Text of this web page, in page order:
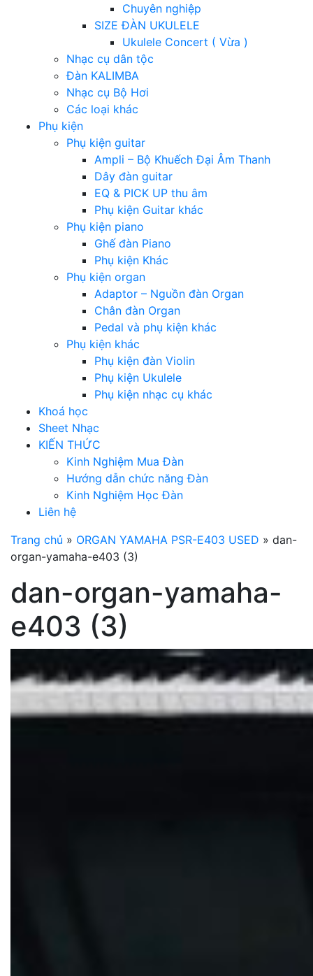
Chuyên nghiệp
SIZE ĐÀN UKULELE
Ukulele Concert ( Vừa )
Nhạc cụ dân tộc
Đàn KALIMBA
Nhạc cụ Bộ Hơi
Các loại khác
Phụ kiện
Phụ kiện guitar
Ampli – Bộ Khuếch Đại Âm Thanh
Dây đàn guitar
EQ & PICK UP thu âm
Phụ kiện Guitar khác
Phụ kiện piano
Ghế đàn Piano
Phụ kiện Khác
Phụ kiện organ
Adaptor – Nguồn đàn Organ
Chân đàn Organ
Pedal và phụ kiện khác
Phụ kiện khác
Phụ kiện đàn Violin
Phụ kiện Ukulele
Phụ kiện nhạc cụ khác
Khoá học
Sheet Nhạc
KIẾN THỨC
Kinh Nghiệm Mua Đàn
Hướng dẫn chức năng Đàn
Kinh Nghiệm Học Đàn
Liên hệ
Trang chủ » ORGAN YAMAHA PSR-E403 USED » dan-
organ-yamaha-e403 (3)
dan-organ-yamaha-
e403 (3)